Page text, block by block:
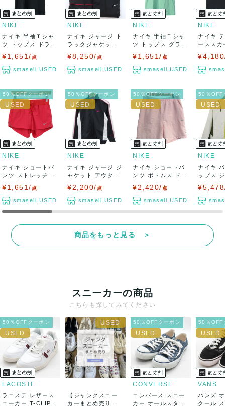
NIKE
ナイキ 半袖Ｔシャ
ツ トップス ドライ
¥1,651/ 点
smasell.USED
NIKE
ナイキ ジャージ ト
ラックジャケット
¥8,250/ 点
smasell.USED
NIKE
ナイキ 半袖Ｔシャ
ツ トップス グラフ
¥1,651/ 点
smasell.USED
NIKE
ナイキ
ーススカ
50％OFFクーポン
NIKE
ナイキ ショートパ
ンツ ストレッチ ド
¥1,651/ 点
smasell.USED
50％OFFクーポン
NIKE
ナイキ ジャージ ジ
ャケット アウター
¥2,200/ 点
smasell.USED
50％OFFクーポン
NIKE
ナイキ ショートパ
ンツ ボトムス ドラ
¥2,420/ 点
smasell.USED
50％OFF
NIKE
ナイキ
ップス
商品をもっと見る ＞
スニーカーの商品
こちらも探してみてください
50％OFFクーポン
LACOSTE
ラコステ レザース
ニーカー T-CLIP V
【ジャンクスニー
カーまとめ売り】
50％OFFクーポン
CONVERSE
コンバース スニー
カー オールスター
50％OFF
VANS
バンズ
クール